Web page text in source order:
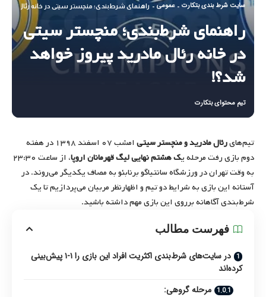
سایت شرط بندی بتکارت - عمومی - راهنمای شرط‌بندی؛ منچستر سیتی در خانه رئال
راهنمای شرط‌بندی؛ منچستر سیتی
در خانه رئال مادرید پیروز خواهد
شد؟!
تیم محتوای بتکارت
تیم‌هایرئال مادرید و منچستر سیتی
امشب ۰۷ اسفند ۱۳۹۸ در هفته
دوم بازی رفت مرحله یک هشتم نهایی لیگ قهرمانان اروپا
، از ساعت ۲۳:۳۰
به وقت تهران در ورزشگاه سانتیاگو برنابئو به مصاف یکدیگر می‌روند. در
آستانه این بازی به شرایط دو تیم و اظهارنظر مربیان می‌پردازیم تا یک
شرط‌بندی آگاهانه برروی این بازی مهم داشته باشید.
فهرست مطالب
در سایت‌های شرط‌بندی اکثریت افراد این بازی را ۱-۱ پیش‌بینی
کرده‌اند
مرحله گروهی: